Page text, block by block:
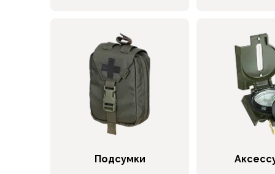
Флисовые брюки
Беговые и спортивные
Термобелье
Термофутболки
Термолеггинсы
Термотрусы
Подсумки